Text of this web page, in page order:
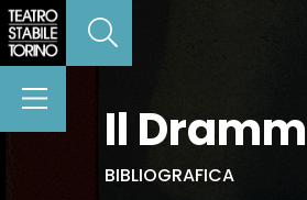
Il
BIBLIOGRAFICA